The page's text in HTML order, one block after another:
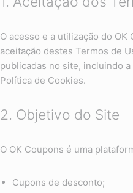
O acesso e a utilização do
aceitação destes Termos de
publicadas no site, incluindo
Política de Cookies.
2. Objetivo do Site
O OK Coupons é uma
Cupons de desconto;